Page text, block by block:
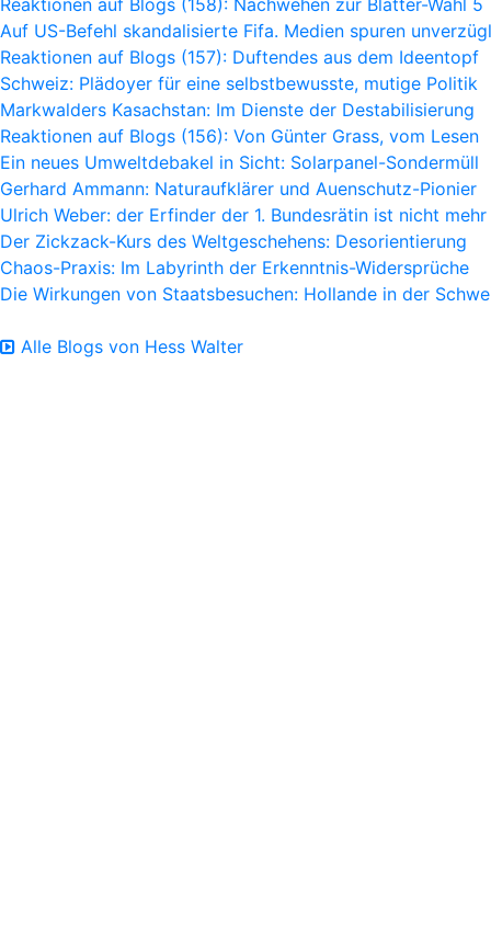
Auf US-Befehl skandalisierte Fifa. Medien spuren
Reaktionen auf Blogs (157): Duftendes aus dem Ideentopf
Schweiz: Plädoyer für eine selbstbewusste, mutige Politik
Markwalders Kasachstan: Im Dienste der Destabilisierung
Reaktionen auf Blogs (156): Von Günter Grass, vom Lesen
Ein neues Umweltdebakel in Sicht: Solarpanel-Sondermüll
Gerhard Ammann: Naturaufklärer und Auenschutz-Pionier
Ulrich Weber: der Erfinder der 1. Bundesrätin ist nicht mehr
Der Zickzack-Kurs des Weltgeschehens: Desorientierung
Chaos-Praxis: Im Labyrinth der Erkenntnis-Widersprüche
Die Wirkungen von Staatsbesuchen: Hollande in der
Alle Blogs von Hess Walter